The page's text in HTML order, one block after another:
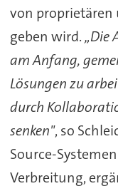
von proprietären
geben wird.„Die
am Anfang,
Lösungen zu
durch
senken", so
Source-
Verbreitung,